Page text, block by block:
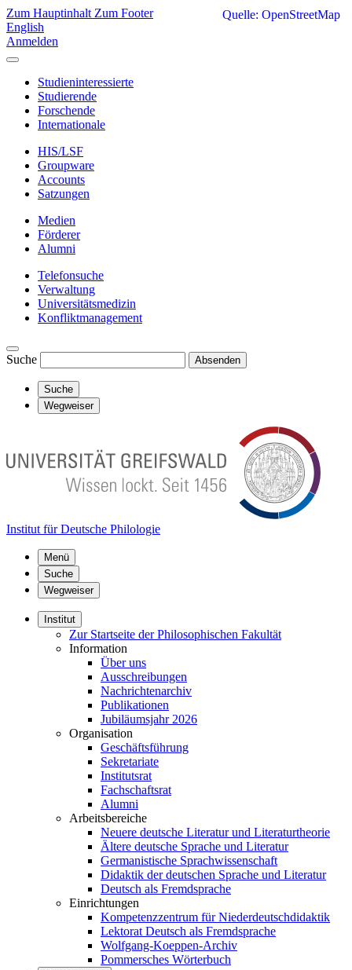
Zum Hauptinhalt Zum Footer
English
Anmelden
Studieninteressierte
Studierende
Forschende
Internationale
HIS/LSF
Groupware
Accounts
Satzungen
Medien
Förderer
Alumni
Telefonsuche
Verwaltung
Universitätsmedizin
Konfliktmanagement
Suche Absenden
Suche
Wegweiser
Institut für Deutsche Philologie
Menü
Suche
Wegweiser
Institut
Zur Startseite der Philosophischen Fakultät
Information
Über uns
Ausschreibungen
Nachrichtenarchiv
Publikationen
Jubiläumsjahr 2026
Organisation
Geschäftsführung
Sekretariate
Institutsrat
Fachschaftsrat
Alumni
Arbeitsbereiche
Neuere deutsche Literatur und Literaturtheorie
Ältere deutsche Sprache und Literatur
Germanistische Sprachwissenschaft
Didaktik der deutschen Sprache und Literatur
Deutsch als Fremdsprache
Einrichtungen
Kompetenzzentrum für Niederdeutschdidaktik
Lektorat Deutsch als Fremdsprache
Wolfgang-Koeppen-Archiv
Pommersches Wörterbuch
Quelle: OpenStreetMap